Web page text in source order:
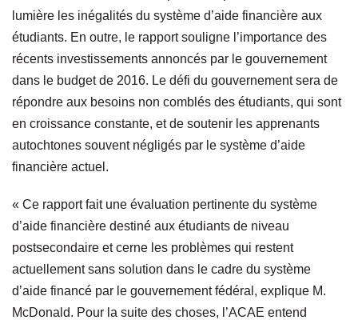
lumière les inégalités du système d’aide financière aux
étudiants. En outre, le rapport souligne l’importance des
récents investissements annoncés par le gouvernement
dans le budget de 2016. Le défi du gouvernement sera de
répondre aux besoins non comblés des étudiants, qui sont
en croissance constante, et de soutenir les apprenants
autochtones souvent négligés par le système d’aide
financière actuel.
« Ce rapport fait une évaluation pertinente du système
d’aide financière destiné aux étudiants de niveau
postsecondaire et cerne les problèmes qui restent
actuellement sans solution dans le cadre du système
d’aide financé par le gouvernement fédéral, explique M.
McDonald. Pour la suite des choses, l’ACAE entend